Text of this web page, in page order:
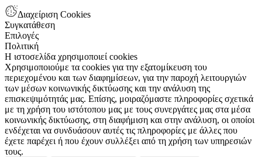
Διαχείριση Cookies
Συγκατάθεση
Επιλογές
Πολιτική
Η ιστοσελίδα χρησιμοποιεί cookies
Χρησιμοποιούμε τα cookies για την εξατομίκευση του
περιεχομένου και των διαφημίσεων, για την παροχή λειτουργιών
των μέσων κοινωνικής δικτύωσης και την ανάλυση της
επισκεψιμότητάς μας. Επίσης, μοιραζόμαστε πληροφορίες σχετικά
με τη χρήση του ιστότοπου μας με τους συνεργάτες μας στα μέσα
κοινωνικής δικτύωσης, στη διαφήμιση και στην ανάλυση, οι οποίοι
ενδέχεται να συνδυάσουν αυτές τις πληροφορίες με άλλες που
έχετε παρέχει ή που έχουν συλλέξει από τη χρήση των υπηρεσιών
τους.